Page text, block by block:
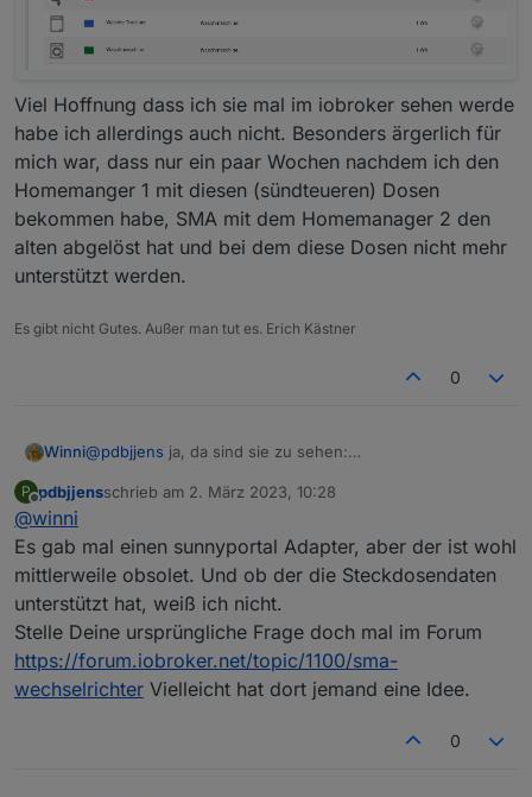
Viel Hoffnung dass ich sie mal im iobroker sehen werde
habe ich allerdings auch nicht. Besonders ärgerlich für
mich war, dass nur ein paar Wochen nachdem ich den
Homemanger 1 mit diesen (sündteueren) Dosen
bekommen habe, SMA mit dem Homemanager 2 den
alten abgelöst hat und bei dem diese Dosen nicht mehr
unterstützt werden.
Es gibt nicht Gutes. Außer man tut es. Erich Kästner
0
Winni@pdbjjens ja, da sind sie zu sehen:
habe ich allerdings auch nicht. Besonders ärgerlich für
P
Offline
pdbjjensschrieb am 2. März 2023, 10:28
zuletzt editiert von
@winni
Es gab mal einen sunnyportal Adapter, aber der ist wohl
mittlerweile obsolet. Und ob der die Steckdosendaten
unterstützt hat, weiß ich nicht.
Stelle Deine ursprüngliche Frage doch mal im Forum
https://forum.iobroker.net/topic/1100/sma-
wechselrichter Vielleicht hat dort jemand eine Idee.
0